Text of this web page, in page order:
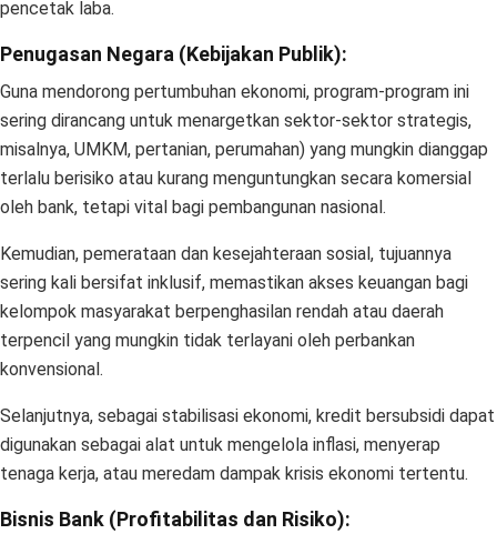
pencetak laba.
Penugasan Negara (Kebijakan Publik):
Guna mendorong pertumbuhan ekonomi, program-program ini
sering dirancang untuk menargetkan sektor-sektor strategis,
misalnya, UMKM, pertanian, perumahan) yang mungkin dianggap
terlalu berisiko atau kurang menguntungkan secara komersial
oleh bank, tetapi vital bagi pembangunan nasional.
Kemudian, pemerataan dan kesejahteraan sosial, tujuannya
sering kali bersifat inklusif, memastikan akses keuangan bagi
kelompok masyarakat berpenghasilan rendah atau daerah
terpencil yang mungkin tidak terlayani oleh perbankan
konvensional.
Selanjutnya, sebagai stabilisasi ekonomi, kredit bersubsidi dapat
digunakan sebagai alat untuk mengelola inflasi, menyerap
tenaga kerja, atau meredam dampak krisis ekonomi tertentu.
Bisnis Bank (Profitabilitas dan Risiko):